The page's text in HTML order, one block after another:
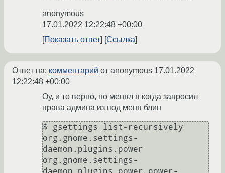
anonymous
17.01.2022 12:22:48 +00:00
Показать ответ
Ссылка
Ответ на: комментарий от anonymous 17.01.2022
12:22:48 +00:00
Оу, и то верно, но менял я когда запросил
права админа из под меня блин
$ gsettings list-recursively
org.gnome.settings-
daemon.plugins.power
org.gnome.settings-